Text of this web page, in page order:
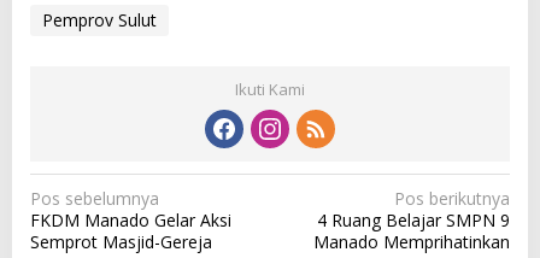
Pemprov Sulut
Ikuti Kami
N
a
Pos sebelumnya
FKDM Manado Gelar Aksi
Semprot Masjid-Gereja
Pos berikutnya
4 Ruang Belajar SMPN 9
Manado Memprihatinkan